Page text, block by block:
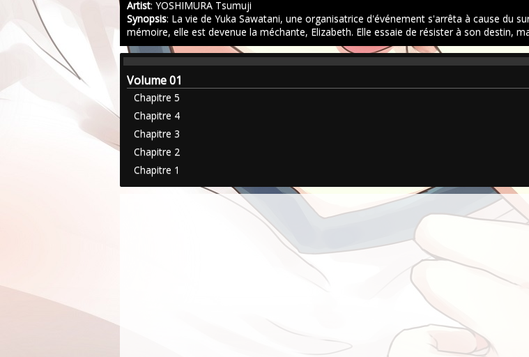
Artist: YOSHIMURA Tsumuji
Synopsis: La vie de Yuka Sawatani, une organisatrice d'événement s'arrêta à cause du
mémoire, elle est devenue la méchante, Elizabeth. Elle essaie de résister à son destin,
Volume 01
Chapitre 5
Chapitre 4
Chapitre 3
Chapitre 2
Chapitre 1